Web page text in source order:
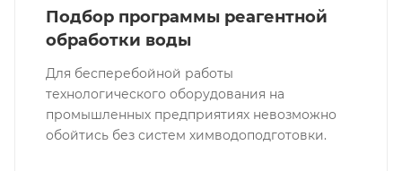
Подбор программы реагентной
обработки воды
Для бесперебойной работы
технологического оборудования на
промышленных предприятиях невозможно
обойтись без систем химводоподготовки.